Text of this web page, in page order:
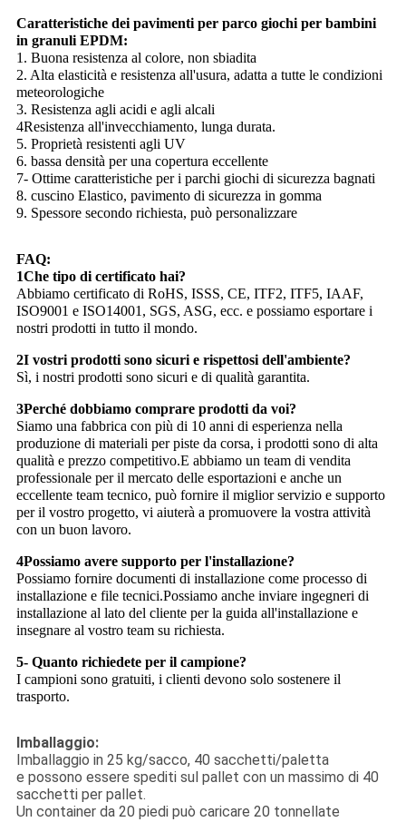
Caratteristiche dei pavimenti per parco giochi per bambini
in granuli EPDM:
1. Buona resistenza al colore, non sbiadita
2. Alta elasticità e resistenza all'usura, adatta a tutte le condizioni
meteorologiche
3. Resistenza agli acidi e agli alcali
4Resistenza all'invecchiamento, lunga durata.
5. Proprietà resistenti agli UV
6. bassa densità per una copertura eccellente
7- Ottime caratteristiche per i parchi giochi di sicurezza bagnati
8. cuscino Elastico, pavimento di sicurezza in gomma
9. Spessore secondo richiesta, può personalizzare
FAQ:
1Che tipo di certificato hai?
Abbiamo certificato di RoHS, ISSS, CE, ITF2, ITF5, IAAF,
ISO9001 e ISO14001, SGS, ASG, ecc. e possiamo esportare i
nostri prodotti in tutto il mondo.
2I vostri prodotti sono sicuri e rispettosi dell'ambiente?
Sì, i nostri prodotti sono sicuri e di qualità garantita.
3Perché dobbiamo comprare prodotti da voi?
Siamo una fabbrica con più di 10 anni di esperienza nella
produzione di materiali per piste da corsa, i prodotti sono di alta
qualità e prezzo competitivo.E abbiamo un team di vendita
professionale per il mercato delle esportazioni e anche un
eccellente team tecnico, può fornire il miglior servizio e supporto
per il vostro progetto, vi aiuterà a promuovere la vostra attività
con un buon lavoro.
4Possiamo avere supporto per l'installazione?
Possiamo fornire documenti di installazione come processo di
installazione e file tecnici.Possiamo anche inviare ingegneri di
installazione al lato del cliente per la guida all'installazione e
insegnare al vostro team su richiesta.
5- Quanto richiedete per il campione?
I campioni sono gratuiti, i clienti devono solo sostenere il
trasporto.
Imballaggio:
Imballaggio in 25 kg/sacco, 40 sacchetti/paletta
e possono essere spediti sul pallet con un massimo di 40
sacchetti per pallet.
Un container da 20 piedi può caricare 20 tonnellate